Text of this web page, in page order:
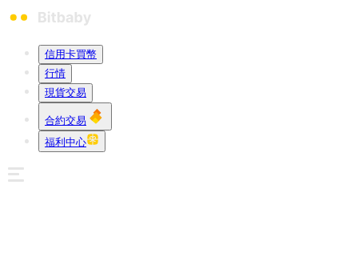
信用卡買幣
行情
現貨交易
合約交易
福利中心